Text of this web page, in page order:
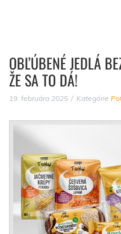
OBĽÚBENÉ JEDLÁ
ŽE SA TO DÁ!
19. februára 2025 Kategórie